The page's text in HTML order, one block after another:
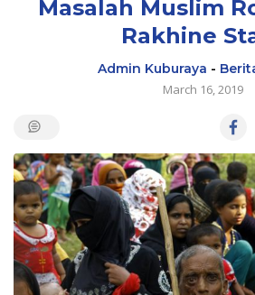
Masalah Muslim
Rakhine
Admin Kuburaya -
March 16, 2019